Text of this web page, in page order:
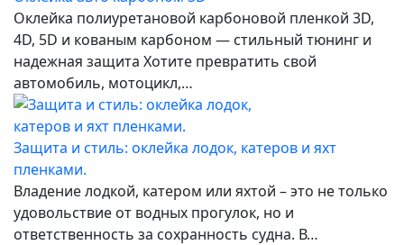
Оклейка полиуретановой карбоновой пленкой 3D,
4D, 5D и кованым карбоном — стильный тюнинг и
надежная защита Хотите превратить свой
автомобиль, мотоцикл,…
Защита и стиль: оклейка лодок, катеров и яхт
пленками.
Владение лодкой, катером или яхтой – это не только
удовольствие от водных прогулок, но и
ответственность за сохранность судна. В…